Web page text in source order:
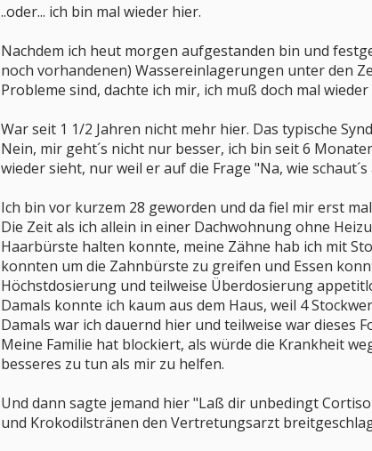
..oder... ich bin mal wieder hier.
Nachdem ich heut morgen aufgestanden bin und
noch vorhandenen) Wassereinlagerungen unter den
Probleme sind, dachte ich mir, ich muß doch mal
War seit 1 1/2 Jahren nicht mehr hier. Das typische
Nein, mir geht´s nicht nur besser, ich bin seit 6
wieder sieht, nur weil er auf die Frage "Na, wie
Ich bin vor kurzem 28 geworden und da fiel mir erst
Die Zeit als ich allein in einer Dachwohnung ohne
Haarbürste halten konnte, meine Zähne hab ich mit
konnten um die Zahnbürste zu greifen und Essen
Höchstdosierung und teilweise Überdosierung
Damals konnte ich kaum aus dem Haus, weil 4
Damals war ich dauernd hier und teilweise war dieses
Meine Familie hat blockiert, als würde die Krankheit
besseres zu tun als mir zu helfen.
Und dann sagte jemand hier "Laß dir unbedingt
und Krokodilstränen den Vertretungsarzt